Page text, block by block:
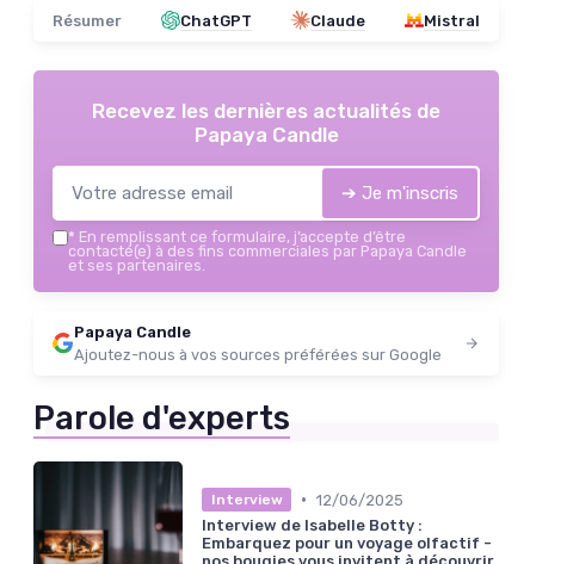
Résumer ChatGPT Claude Mistral
Recevez les dernières actualités de
Papaya Candle
➔ Je m'inscris
* En remplissant ce formulaire, j’accepte d’être
contacté(e) à des fins commerciales par Papaya Candle
et ses partenaires.
Papaya Candle
Ajoutez-nous à vos sources préférées sur Google
Parole d'experts
Interview • 12/06/2025
Interview de Isabelle Botty :
Embarquez pour un voyage olfactif -